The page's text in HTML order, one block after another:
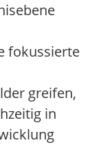
fokussierte
greifen,
in